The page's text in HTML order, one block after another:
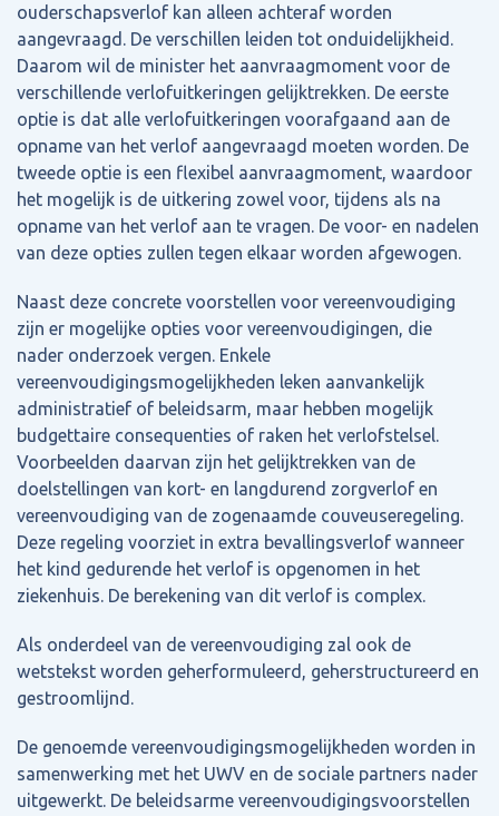
ouderschapsverlof kan alleen achteraf worden
aangevraagd. De verschillen leiden tot onduidelijkheid.
Daarom wil de minister het aanvraagmoment voor de
verschillende verlofuitkeringen gelijktrekken. De eerste
optie is dat alle verlofuitkeringen voorafgaand aan de
opname van het verlof aangevraagd moeten worden. De
tweede optie is een flexibel aanvraagmoment, waardoor
het mogelijk is de uitkering zowel voor, tijdens als na
opname van het verlof aan te vragen. De voor- en nadelen
van deze opties zullen tegen elkaar worden afgewogen.
Naast deze concrete voorstellen voor vereenvoudiging
zijn er mogelijke opties voor vereenvoudigingen, die
nader onderzoek vergen. Enkele
vereenvoudigingsmogelijkheden leken aanvankelijk
administratief of beleidsarm, maar hebben mogelijk
budgettaire consequenties of raken het verlofstelsel.
Voorbeelden daarvan zijn het gelijktrekken van de
doelstellingen van kort- en langdurend zorgverlof en
vereenvoudiging van de zogenaamde couveuseregeling.
Deze regeling voorziet in extra bevallingsverlof wanneer
het kind gedurende het verlof is opgenomen in het
ziekenhuis. De berekening van dit verlof is complex.
Als onderdeel van de vereenvoudiging zal ook de
wetstekst worden geherformuleerd, geherstructureerd en
gestroomlijnd.
De genoemde vereenvoudigingsmogelijkheden worden in
samenwerking met het UWV en de sociale partners nader
uitgewerkt. De beleidsarme vereenvoudigingsvoorstellen